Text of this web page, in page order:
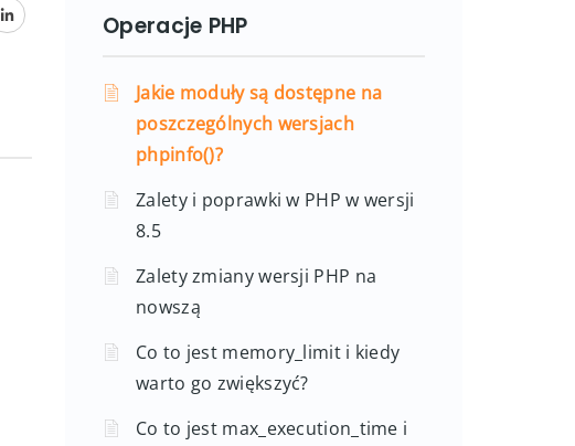
Operacje PHP
Jakie moduły są dostępne na
poszczególnych wersjach
phpinfo()?
Zalety i poprawki w PHP w wersji
8.5
Zalety zmiany wersji PHP na
nowszą
Co to jest memory_limit i kiedy
warto go zwiększyć?
Co to jest max_execution_time i